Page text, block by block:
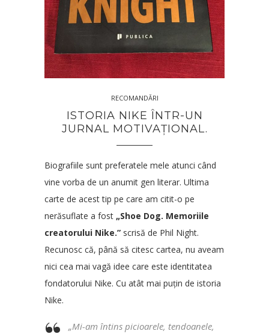
RECOMANDĂRI
ISTORIA NIKE ÎNTR-UN
JURNAL MOTIVAȚIONAL.
Biografiile sunt preferatele mele atunci când
vine vorba de un anumit gen literar. Ultima
carte de acest tip pe care am citit-o pe
nerăsuflate a fost „Shoe Dog. Memoriile
creatorului Nike.” scrisă de Phil Night.
Recunosc că, până să citesc cartea, nu aveam
nici cea mai vagă idee care este identitatea
fondatorului Nike. Cu atât mai puțin de istoria
Nike.
„Mi-am întins picioarele, tendoanele,